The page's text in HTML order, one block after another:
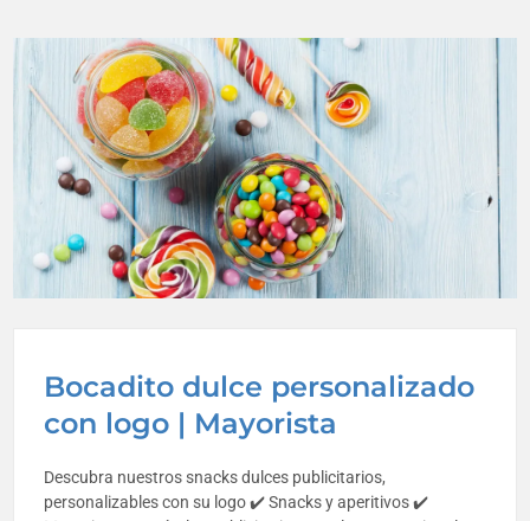
Bocadito dulce personalizado
con logo | Mayorista
Descubra nuestros snacks dulces publicitarios,
personalizables con su logo ✔️ Snacks y aperitivos ✔️